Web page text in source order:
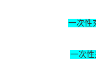
一次性
一次性